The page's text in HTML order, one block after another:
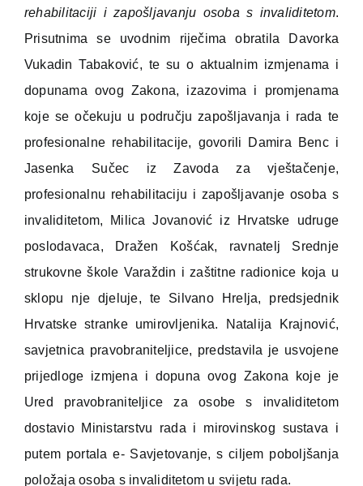
rehabilitaciji i zapošljavanju osoba s invaliditetom.
Prisutnima se uvodnim riječima obratila Davorka
Vukadin Tabaković, te su o aktualnim izmjenama i
dopunama ovog Zakona, izazovima i promjenama
koje se očekuju u području zapošljavanja i rada te
profesionalne rehabilitacije, govorili Damira Benc i
Jasenka Sučec iz Zavoda za vještačenje,
profesionalnu rehabilitaciju i zapošljavanje osoba s
invaliditetom, Milica Jovanović iz Hrvatske udruge
poslodavaca, Dražen Košćak, ravnatelj Srednje
strukovne škole Varaždin i zaštitne radionice koja u
sklopu nje djeluje, te Silvano Hrelja, predsjednik
Hrvatske stranke umirovljenika. Natalija Krajnović,
savjetnica pravobraniteljice, predstavila je usvojene
prijedloge izmjena i dopuna ovog Zakona koje je
Ured pravobraniteljice za osobe s invaliditetom
dostavio Ministarstvu rada i mirovinskog sustava i
putem portala e- Savjetovanje, s ciljem poboljšanja
položaja osoba s invaliditetom u svijetu rada.